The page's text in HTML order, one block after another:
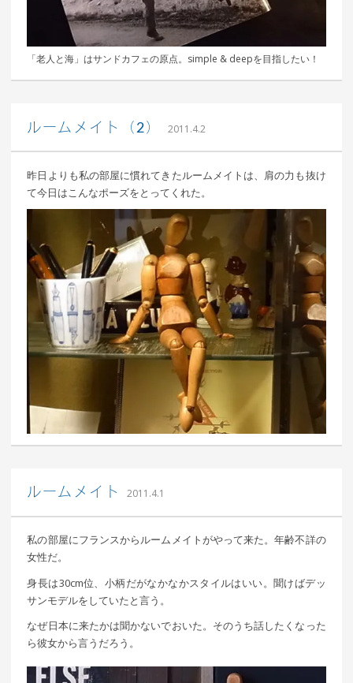
「老人と海」はサンドカフェの原点。simple & deepを目指したい！
ルームメイト（2） 2011.4.2
昨日よりも私の部屋に慣れてきたルームメイトは、肩の力も抜け
て今日はこんなポーズをとってくれた。
ルームメイト 2011.4.1
私の部屋にフランスからルームメイトがやって来た。年齢不詳の
女性だ。
身長は30cm位、小柄だがなかなかスタイルはいい。聞けばデッ
サンモデルをしていたと言う。
なぜ日本に来たかは聞かないでおいた。そのうち話したくなった
ら彼女から言うだろう。